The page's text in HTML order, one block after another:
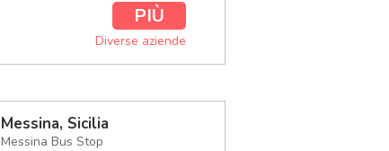
PIÙ
Diverse aziende
Messina, Sicilia
Messina Bus Stop